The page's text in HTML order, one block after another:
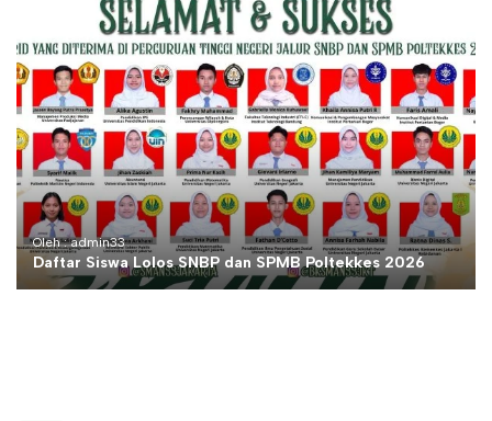
Oleh : admin33
Daftar Siswa Lolos SNBP dan SPMB Poltekkes 2026